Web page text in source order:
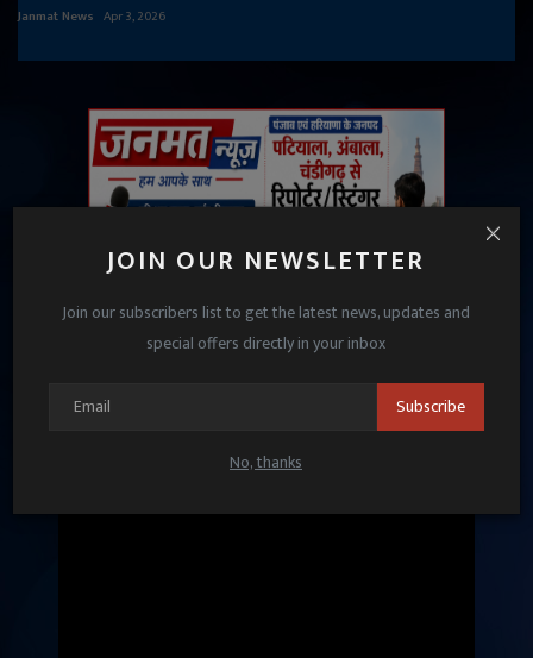
JOIN OUR NEWSLETTER
Join our subscribers list to get the latest news, updates and
special offers directly in your inbox
Subscribe
No, thanks
Janmat News Apr 3, 2026